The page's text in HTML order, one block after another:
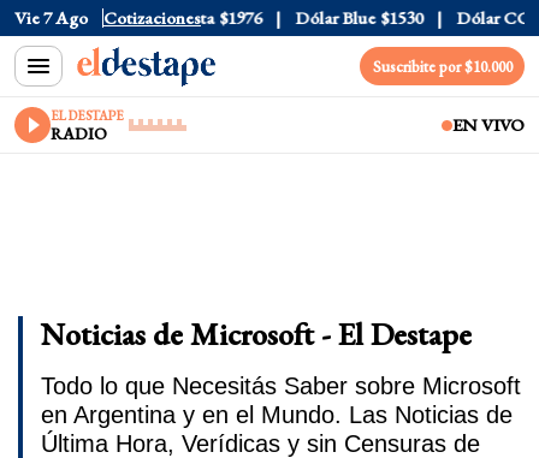
Vie 7 Ago Cotizaciones
$1520 Dólar Tarjeta $1976 Dólar Blue $1530 Dólar CCL
Suscribite por $10.000
EL DESTAPE
RADIO EN VIVO
Noticias de Microsoft - El Destape
Todo lo que Necesitás Saber sobre Microsoft
en Argentina y en el Mundo. Las Noticias de
Última Hora, Verídicas y sin Censuras de